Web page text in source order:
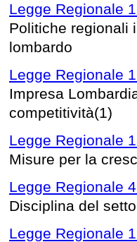
Legge Regionale
Politiche regionali
lombardo
Legge Regionale
Impresa
competitività(1)
Legge Regionale
Misure per la
Legge Regionale
Disciplina del
Legge Regionale